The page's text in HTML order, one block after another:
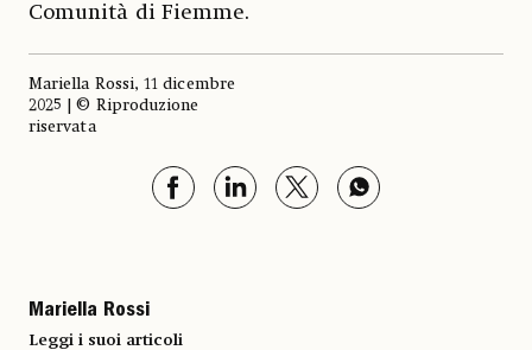
Comunità di Fiemme.
Mariella Rossi, 11 dicembre
2025 | © Riproduzione
riservata
Mariella Rossi
Leggi i suoi articoli